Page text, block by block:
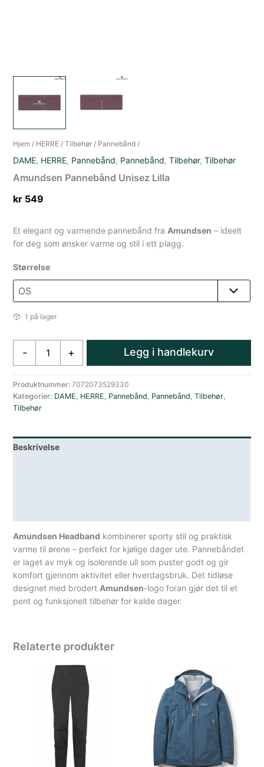
Hjem / HERRE /Tilbehør / Pannebånd /
DAME, HERRE, Pannebånd, Pannebånd,Tilbehør,Tilbehør
Amundsen Pannebånd Unisez Lilla
kr 549
Et elegant og varmende pannebånd fra Amundsen – ideelt
for deg som ønsker varme og stil i ett plagg.
Størrelse
1 på lager
-
Pannebånd
Lilla
antall
+ Legg i handlekurv
Produktnummer:7072073529330
Kategorier: DAME, HERRE, Pannebånd, Pannebånd,Tilbehør,
Tilbehør
Beskrivelse
Amundsen Headband kombinerer sporty stil og praktisk
varme til ørene – perfekt for kjølige dager ute. Pannebåndet
er laget av myk og isolerende ull som puster godt og gir
komfort gjennom aktivitet eller hverdagsbruk. Det tidløse
designet med brodert Amundsen-logo foran gjør det til et
pent og funksjonelt tilbehør for kalde dager.
Relaterte produkter